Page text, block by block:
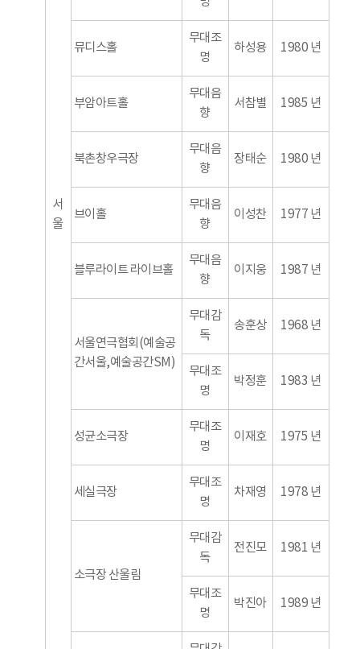
서
울
뮤디스홀
무대조
명
하성용 1980 년
부암아트홀
무대음
향
서참별 1985 년
북촌창우극장
무대음
향
장태순 1980 년
브이홀
무대음
향
이성찬 1977 년
블루라이트 라이브홀
무대음
향
이지웅 1987 년
서울연극협회(예술공
간서울,예술공간SM)
무대감
독
송훈상 1968 년
무대조
명
박정훈 1983 년
성균소극장
무대조
명
이재호 1975 년
세실극장
무대조
명
차재영 1978 년
소극장 산울림
무대감
독
전진모 1981 년
무대조
명
박진아 1989 년